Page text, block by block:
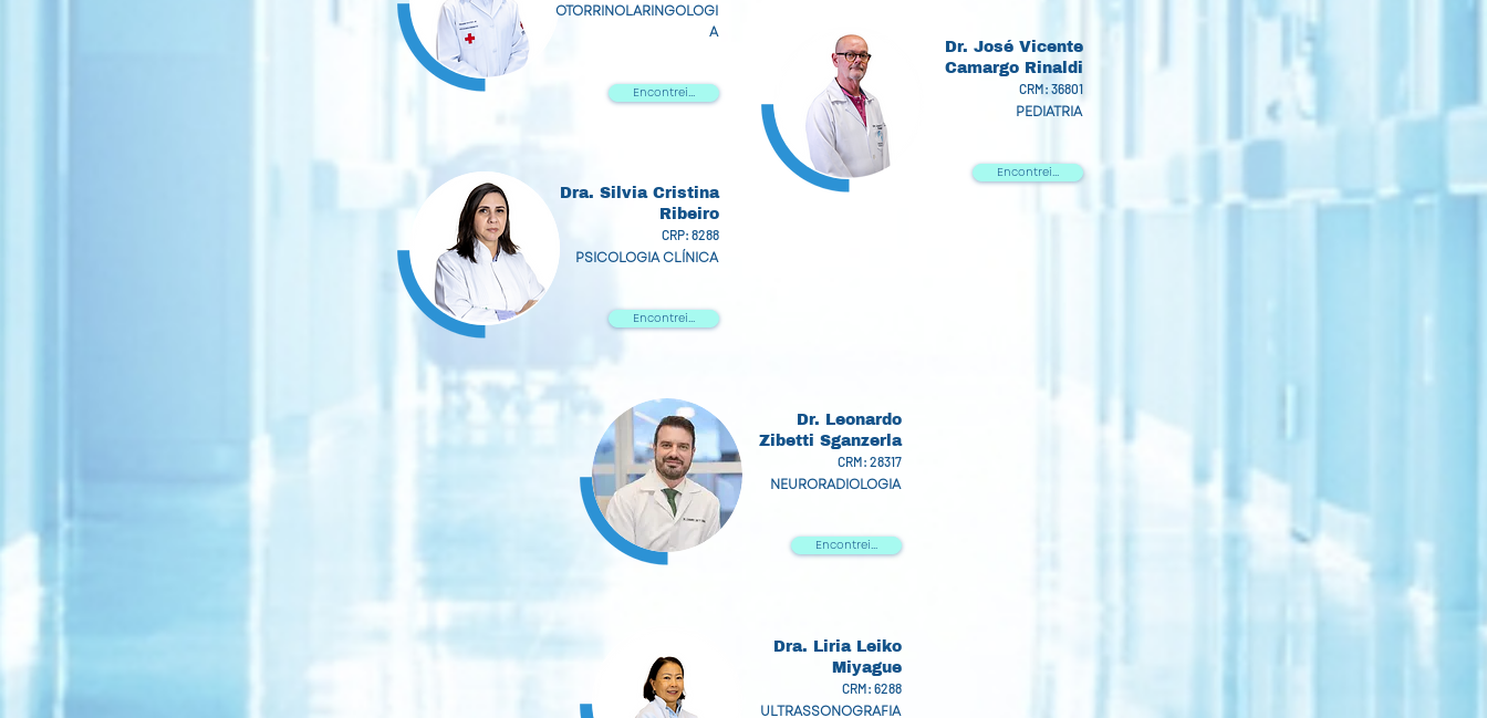
OTORRINOLARINGOLOGI
A
Encontrei...
Dra. Silvia Cristina
Ribeiro
CRP: 8288
PSICOLOGIA CLÍNICA
Encontrei...
Dr. José Vicente
Camargo Rinaldi
CRM: 36801
PEDIATRIA
Encontrei...
Dr. Leonardo
Zibetti Sganzerla
CRM: 28317
NEURORADIOLOGIA
Encontrei...
Dra. Liria Leiko
Miyague
CRM: 6288
ULTRASSONOGRAFIA